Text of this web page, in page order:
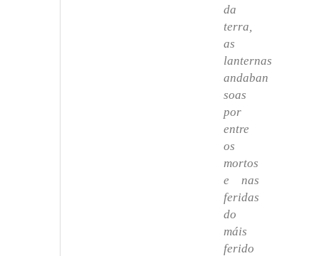
da
terra,
as
lanternas
andaban
soas
por
entre
os
mortos
e nas
feridas
do
máis
ferido